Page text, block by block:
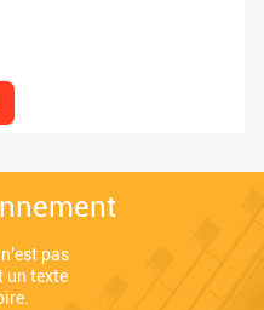
pas
un texte